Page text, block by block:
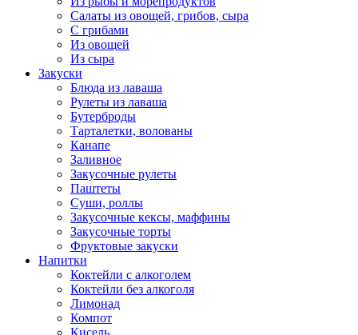
Салаты из овощей, грибов, сыра
С грибами
Из овощей
Из сыра
Закуски
Блюда из лаваша
Рулеты из лаваша
Бутерброды
Тарталетки, волованы
Канапе
Заливное
Закусочные рулеты
Паштеты
Суши, роллы
Закусочные кексы, маффины
Закусочные торты
Фруктовые закуски
Напитки
Коктейли с алкоголем
Коктейли без алкоголя
Лимонад
Компот
Кисель